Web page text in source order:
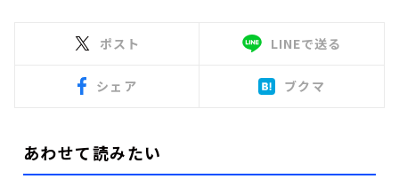
ポスト LINEで送る
シェア ブクマ
あわせて読みたい